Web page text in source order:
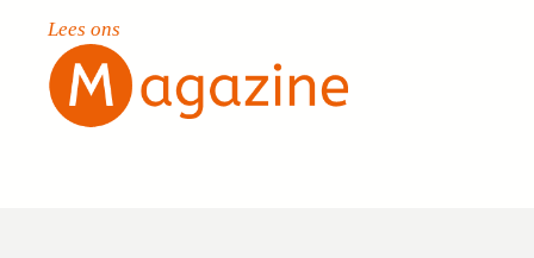
Lees ons